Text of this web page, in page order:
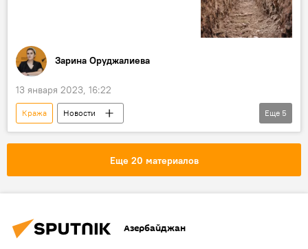
Зарина Оруджалиева
13 января 2023, 16:22
Кража
Новости
Происшествия в Азербайджане
Баку
Еще 5
Еще 20 материалов
Азербайджан